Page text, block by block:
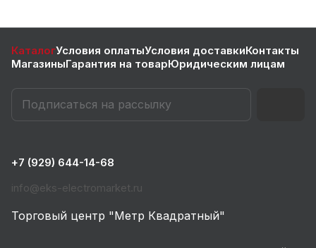
КаталогУсловия оплатыУсловия доставкиКонтакты
МагазиныГарантия на товарЮридическим лицам
+7 (929) 644-14-68
info@eks-electromarket.ru
Торговый центр "Метр Квадратный"